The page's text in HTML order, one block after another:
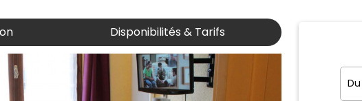
Disponibilités & Tarifs